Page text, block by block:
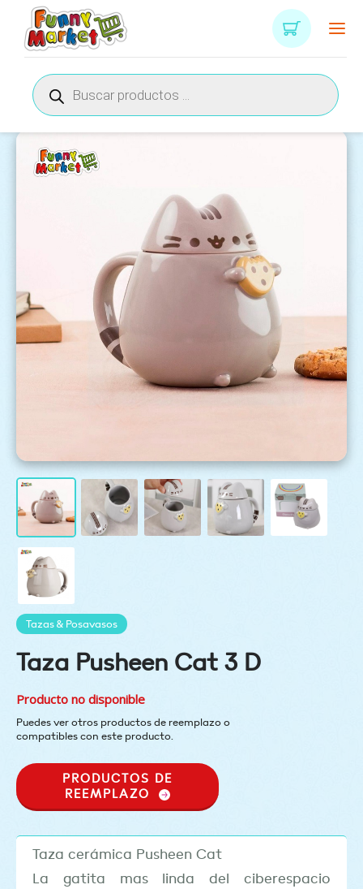
Búsqueda
de
productos
Tazas & Posavasos
Taza Pusheen Cat 3 D
Producto no disponible
Puedes ver otros productos de reemplazo o
compatibles con este producto.
PRODUCTOS DE
REEMPLAZO
Taza cerámica Pusheen Cat
La gatita mas linda del ciberespacio